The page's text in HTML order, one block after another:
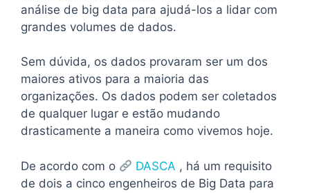
análise de big data para ajudá-los a lidar com
grandes volumes de dados.
Sem dúvida, os dados provaram ser um dos
maiores ativos para a maioria das
organizações. Os dados podem ser coletados
de qualquer lugar e estão mudando
drasticamente a maneira como vivemos hoje.
De acordo com o DASCA , há um requisito
de dois a cinco engenheiros de Big Data para